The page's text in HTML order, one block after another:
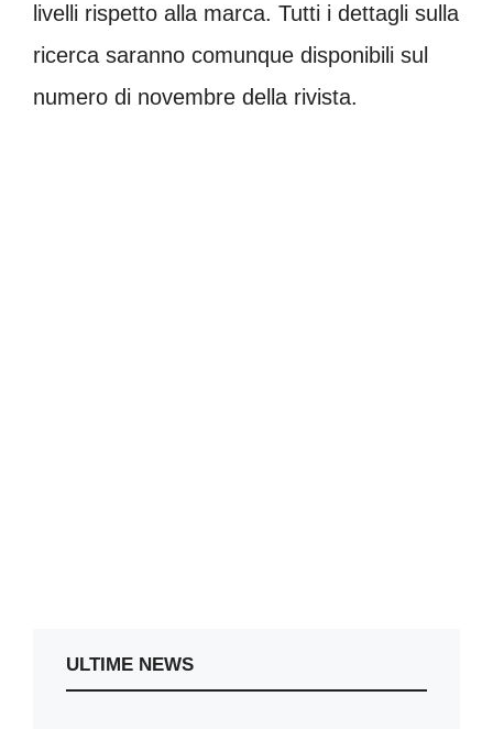
livelli rispetto alla marca. Tutti i dettagli sulla
ricerca saranno comunque disponibili sul
numero di novembre della rivista.
ULTIME NEWS